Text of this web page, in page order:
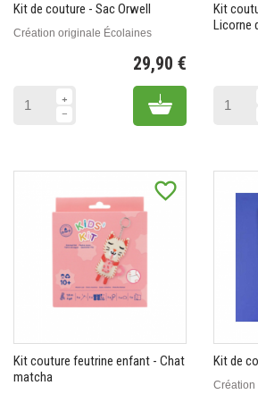
Kit de couture - Sac Orwell
Création originale Écolaines
29,90 €
Add to cart
Kit
Licorne
favorite_border
Kit couture feutrine enfant - Chat
matcha
Kit de
Création